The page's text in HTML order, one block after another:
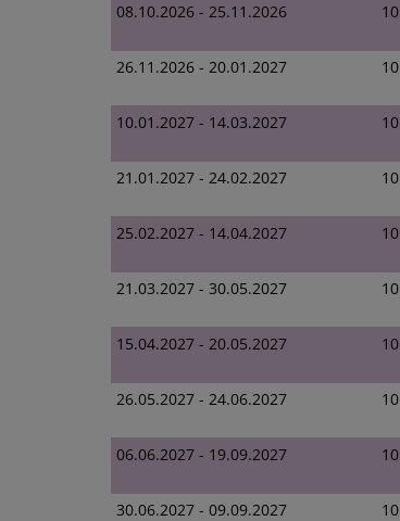
08.10.2026 - 25.11.2026 10
26.11.2026 - 20.01.2027 10
10.01.2027 - 14.03.2027 10
21.01.2027 - 24.02.2027 10
25.02.2027 - 14.04.2027 10
21.03.2027 - 30.05.2027 10
15.04.2027 - 20.05.2027 10
26.05.2027 - 24.06.2027 10
06.06.2027 - 19.09.2027 10
30.06.2027 - 09.09.2027 10